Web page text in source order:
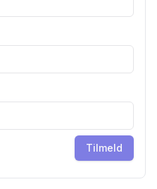
Tilmeld